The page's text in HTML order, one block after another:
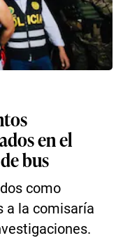
en el
bus
como
a la comisaría